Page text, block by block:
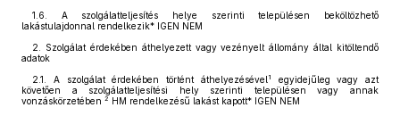
1.6. A szolgálatteljesítés helye szerinti településen beköltözhető
lakástulajdonnal rendelkezik* IGEN NEM
2. Szolgálat érdekében áthelyezett vagy vezényelt állomány által kitöltendő
adatok
2.1. A szolgálat érdekében történt áthelyezésével 1
egyidejűleg vagy azt
követően a szolgálatteljesítési hely szerinti településen vagy annak
vonzáskörzetében 2 HM rendelkezésű lakást kapott* IGEN NEM